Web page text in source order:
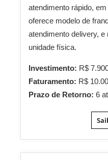
atendimento rápido,
oferece modelo de
atendimento delivery, e
unidade física.
Investimento: R$
Faturamento: R$
Prazo de Retorno: 6